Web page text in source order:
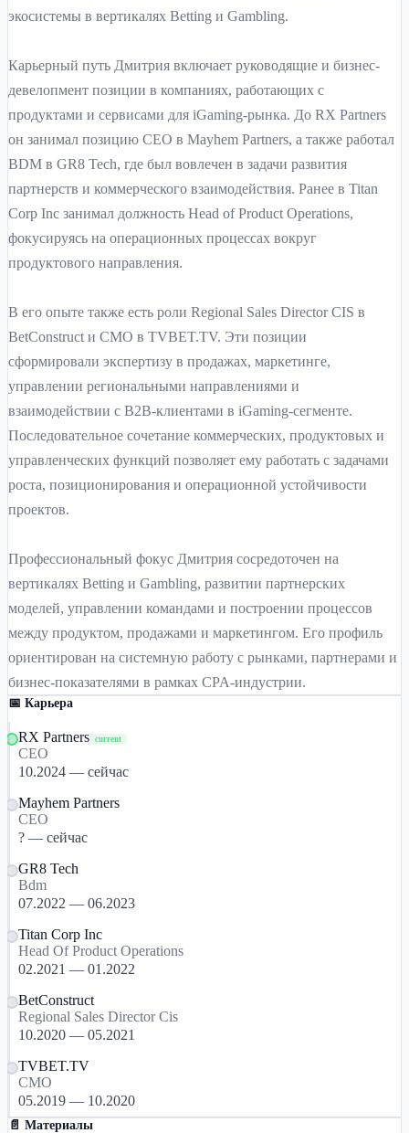
экосистемы в вертикалях Betting и Gambling.
Карьерный путь Дмитрия включает руководящие и бизнес-
девелопмент позиции в компаниях, работающих с
продуктами и сервисами для iGaming-рынка. До RX Partners
он занимал позицию CEO в Mayhem Partners, а также работал
BDM в GR8 Tech, где был вовлечен в задачи развития
партнерств и коммерческого взаимодействия. Ранее в Titan
Corp Inc занимал должность Head of Product Operations,
фокусируясь на операционных процессах вокруг
продуктового направления.
В его опыте также есть роли Regional Sales Director CIS в
BetConstruct и CMO в TVBET.TV. Эти позиции
сформировали экспертизу в продажах, маркетинге,
управлении региональными направлениями и
взаимодействии с B2B-клиентами в iGaming-сегменте.
Последовательное сочетание коммерческих, продуктовых и
управленческих функций позволяет ему работать с задачами
роста, позиционирования и операционной устойчивости
проектов.
Профессиональный фокус Дмитрия сосредоточен на
вертикалях Betting и Gambling, развитии партнерских
моделей, управлении командами и построении процессов
между продуктом, продажами и маркетингом. Его профиль
ориентирован на системную работу с рынками, партнерами и
бизнес-показателями в рамках CPA-индустрии.
📅 Карьера
RX Partners current
CEO
10.2024 — сейчас
Mayhem Partners
CEO
? — сейчас
GR8 Tech
Bdm
07.2022 — 06.2023
Titan Corp Inc
Head Of Product Operations
02.2021 — 01.2022
BetConstruct
Regional Sales Director Cis
10.2020 — 05.2021
TVBET.TV
CMO
05.2019 — 10.2020
📄 Материалы